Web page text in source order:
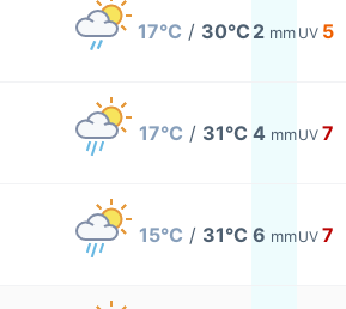
17°C / 30°C 2 mm UV 5
17°C / 31°C 4 mmUV 7
15°C / 31°C 6 mmUV 7